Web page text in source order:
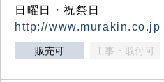
日曜日・祝祭日
http://www.murakin.co.jp
販売可 工事・取付可